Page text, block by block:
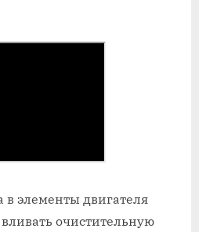
в элементы двигателя
очистительную